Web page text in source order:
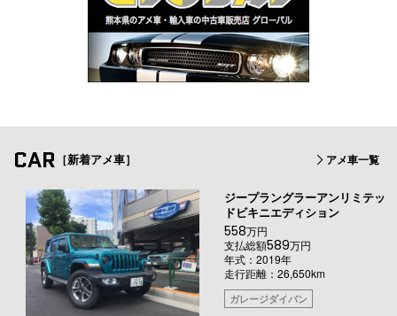
CAR ［新着アメ車］ アメ車一覧
ジープラングラーアンリミテッ
ドビキニエディション
558万円
支払総額589万円
年式：2019年
走行距離：26,650km
ガレージダイバン